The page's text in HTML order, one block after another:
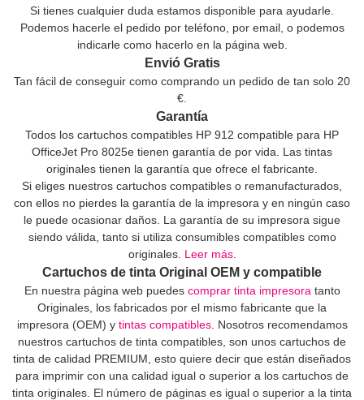
Si tienes cualquier duda estamos disponible para ayudarle.
Podemos hacerle el pedido por teléfono, por email, o podemos
indicarle como hacerlo en la página web.
Envió Gratis
Tan fácil de conseguir como comprando un pedido de tan solo 20
€.
Garantía
Todos los cartuchos compatibles HP 912 compatible para HP
OfficeJet Pro 8025e tienen garantía de por vida. Las tintas
originales tienen la garantía que ofrece el fabricante.
Si eliges nuestros cartuchos compatibles o remanufacturados,
con ellos no pierdes la garantía de la impresora y en ningún caso
le puede ocasionar daños. La garantía de su impresora sigue
siendo válida, tanto si utiliza consumibles compatibles como
originales. Leer más.
Cartuchos de tinta Original OEM y compatible
En nuestra página web puedes comprar tinta impresora tanto
Originales, los fabricados por el mismo fabricante que la
impresora (OEM) y tintas compatibles. Nosotros recomendamos
nuestros cartuchos de tinta compatibles, son unos cartuchos de
tinta de calidad PREMIUM, esto quiere decir que están diseñados
para imprimir con una calidad igual o superior a los cartuchos de
tinta originales. El número de páginas es igual o superior a la tinta